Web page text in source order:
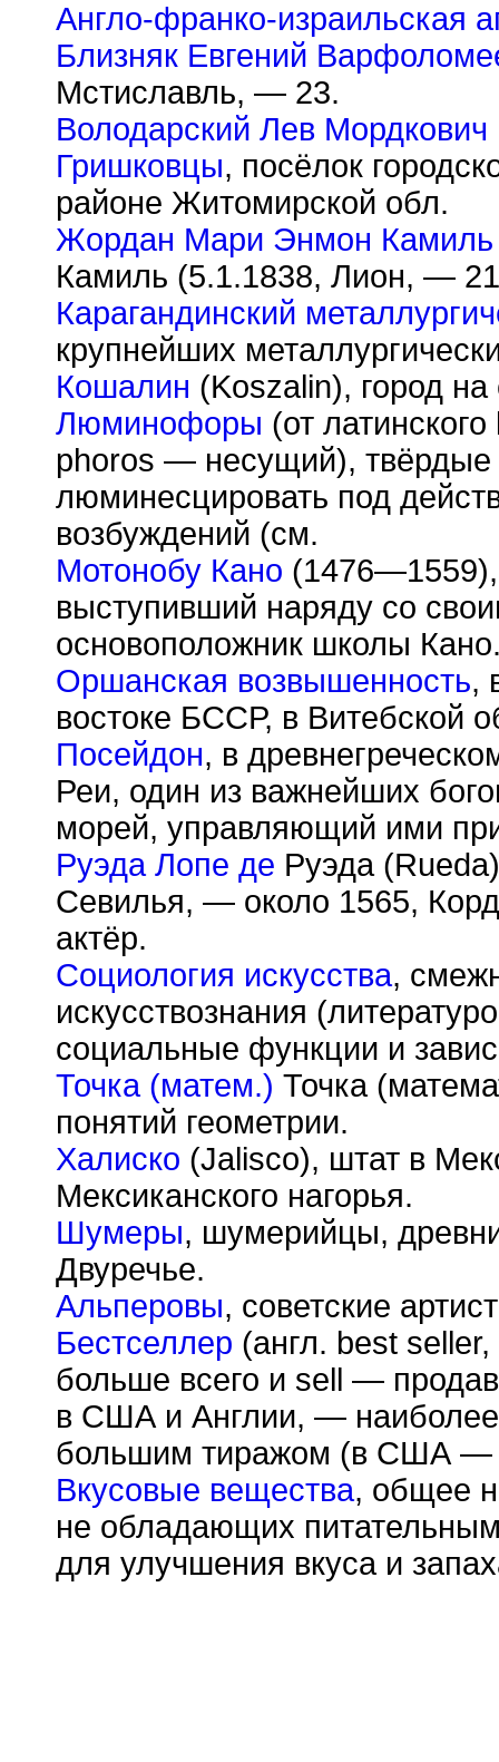
Англо-франко-израильская
Близняк Евгений
Мстиславль, — 23.
Володарский Лев Мордкович
Гришковцы, посёлок
районе Житомирской обл.
Жордан Мари Энмон Камиль
Камиль (5.1.1838, Лион, —
Карагандинский
крупнейших
Кошалин (Koszalin), город
Люминофоры (от
phoros — несущий),
люминесцировать под
возбуждений (см.
Мотонобу Кано (1476—1559),
выступивший наряду со
основоположник школы
Оршанская возвышенность,
востоке БССР, в Витебской
Посейдон, в
Реи, один из важнейших
морей, управляющий ими
Руэда Лопе де Руэда
Севилья, — около 1565,
актёр.
Социология искусства,
искусствознания
социальные функции и
Точка (матем.) Точка
понятий геометрии.
Халиско (Jalisco), штат в
Мексиканского нагорья.
Шумеры, шумерийцы,
Двуречье.
Альперовы, советские
Бестселлер (англ. best
больше всего и sell —
в США и Англии, — наиболее
большим тиражом (в США —
Вкусовые вещества, общее
не обладающих
для улучшения вкуса и